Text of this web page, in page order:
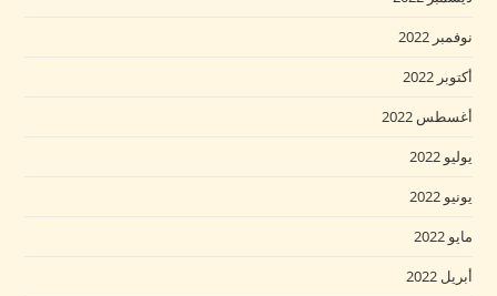
نوفمبر 2022
أكتوبر 2022
أغسطس 2022
يوليو 2022
يونيو 2022
مايو 2022
أبريل 2022